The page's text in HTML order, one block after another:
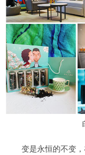
白
变是永恒的不变，